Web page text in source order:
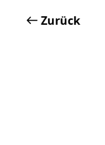
Zurück